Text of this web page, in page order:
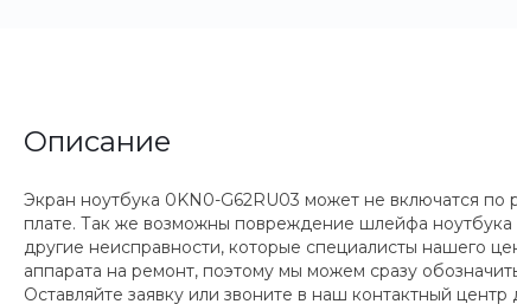
Описание
Экран ноутбука 0KN0-G62RU03 может не включатся
плате. Так же возможны повреждение шлейфа ноутбука
другие неисправности, которые специалисты нашего
аппарата на ремонт, поэтому мы можем сразу
Оставляйте заявку или звоните в наш контактный